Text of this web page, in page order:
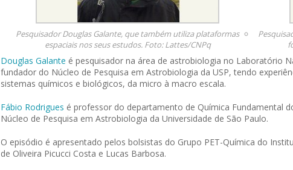
Pesquisador Douglas Galante, que também utiliza plataformas
espaciais nos seus estudos. Foto: Lattes/CNPq
Douglas Galante é pesquisador na área de astrobiologia no Laboratório
fundador do Núcleo de Pesquisa em Astrobiologia da USP, tendo
sistemas químicos e biológicos, da micro à macro escala.
Fábio Rodrigues é professor do departamento de Química Fundamental
Núcleo de Pesquisa em Astrobiologia da Universidade de São Paulo.
O episódio é apresentado pelos bolsistas do Grupo PET-Química do
de Oliveira Picucci Costa e Lucas Barbosa.